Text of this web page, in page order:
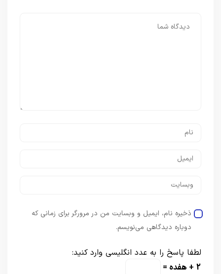
ذخیره نام، ایمیل و وبسایت من در مرورگر برای زمانی که
دوباره دیدگاهی می‌نویسم.
لطفا پاسخ را به عدد انگلیسی وارد کنید:
2 + هفده =